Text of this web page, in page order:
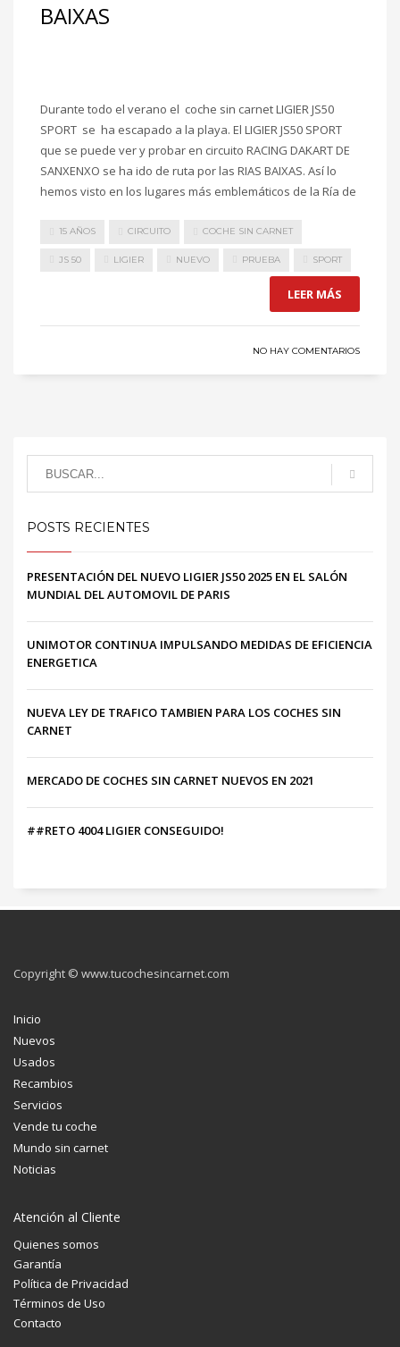
BAIXAS
Durante todo el verano el coche sin carnet LIGIER JS50
SPORT se ha escapado a la playa. El LIGIER JS50 SPORT
que se puede ver y probar en circuito RACING DAKART DE
SANXENXO se ha ido de ruta por las RIAS BAIXAS. Así lo
hemos visto en los lugares más emblemáticos de la Ría de
15 AÑOS CIRCUITO COCHE SIN CARNET
JS 50 LIGIER NUEVO PRUEBA SPORT
LEER MÁS
NO HAY COMENTARIOS
POSTS RECIENTES
PRESENTACIÓN DEL NUEVO LIGIER JS50 2025 EN EL SALÓN
MUNDIAL DEL AUTOMOVIL DE PARIS
UNIMOTOR CONTINUA IMPULSANDO MEDIDAS DE EFICIENCIA
ENERGETICA
NUEVA LEY DE TRAFICO TAMBIEN PARA LOS COCHES SIN
CARNET
MERCADO DE COCHES SIN CARNET NUEVOS EN 2021
##RETO 4004 LIGIER CONSEGUIDO!
Copyright © www.tucochesincarnet.com
Inicio
Nuevos
Usados
Recambios
Servicios
Vende tu coche
Mundo sin carnet
Noticias
Atención al Cliente
Quienes somos
Garantía
Política de Privacidad
Términos de Uso
Contacto